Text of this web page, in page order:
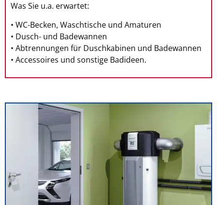
Was Sie u.a. erwartet:
• WC-Becken, Waschtische und Amaturen
• Dusch- und Badewannen
• Abtrennungen für Duschkabinen und Badewannen
• Accessoires und sonstige Badideen.